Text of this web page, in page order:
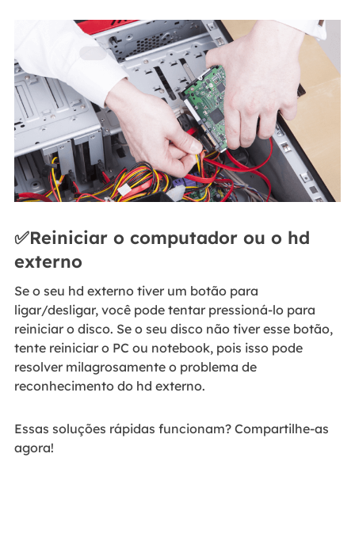
✅Reiniciar o computador ou o hd
externo
Se o seu hd externo tiver um botão para
ligar/desligar, você pode tentar pressioná-lo para
reiniciar o disco. Se o seu disco não tiver esse botão,
tente reiniciar o PC ou notebook, pois isso pode
resolver milagrosamente o problema de
reconhecimento do hd externo.
Essas soluções rápidas funcionam? Compartilhe-as
agora!